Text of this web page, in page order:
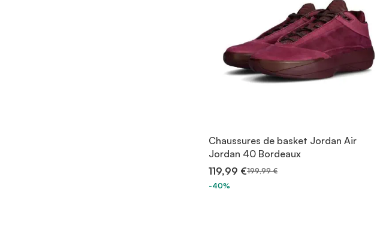
Chaussures de basket Jordan Air
Jordan 40 Bordeaux
119,99 €199,99 €
-40%